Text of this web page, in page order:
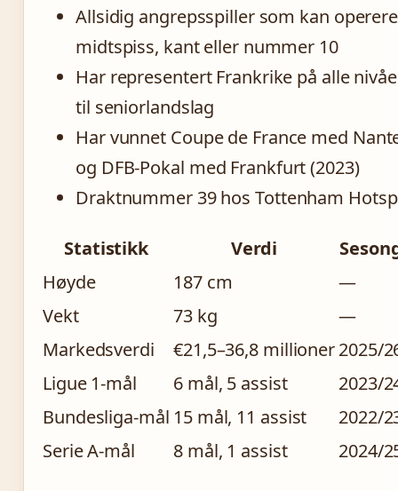
Allsidig angrepsspiller som kan
midtspiss, kant eller nummer 10
Har representert Frankrike på alle
til seniorlandslag
Har vunnet Coupe de France med
og DFB-Pokal med Frankfurt (2023)
Draktnummer 39 hos Tottenham
Statistikk Verdi
Høyde
187 cm
—
Vekt
73 kg
—
Markedsverdi
€21,5–36,8 millioner2025/
Ligue 1-mål
6 mål, 5 assist
2023/
Bundesliga-mål 15 mål, 11 assist
2022/
Serie A-mål
8 mål, 1 assist 2024/